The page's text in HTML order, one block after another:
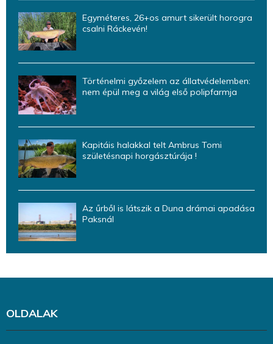
Egyméteres, 26+os amurt sikerült horogra
csalni Ráckevén!
Történelmi győzelem az állatvédelemben:
nem épül meg a világ első polipfarmja
Kapitáis halakkal telt Ambrus Tomi
születésnapi horgásztúrája !
Az űrből is látszik a Duna drámai apadása
Paksnál
OLDALAK